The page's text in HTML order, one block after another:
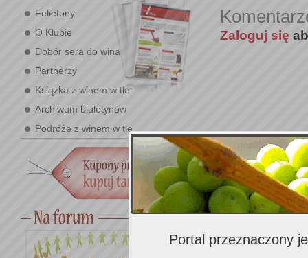
Felietony
O Klubie
Dobór sera do wina
Partnerzy
Książka z winem w tle
Archiwum biuletynów
Podróże z winem w tle
Zaloguj się
Portal przeznaczony